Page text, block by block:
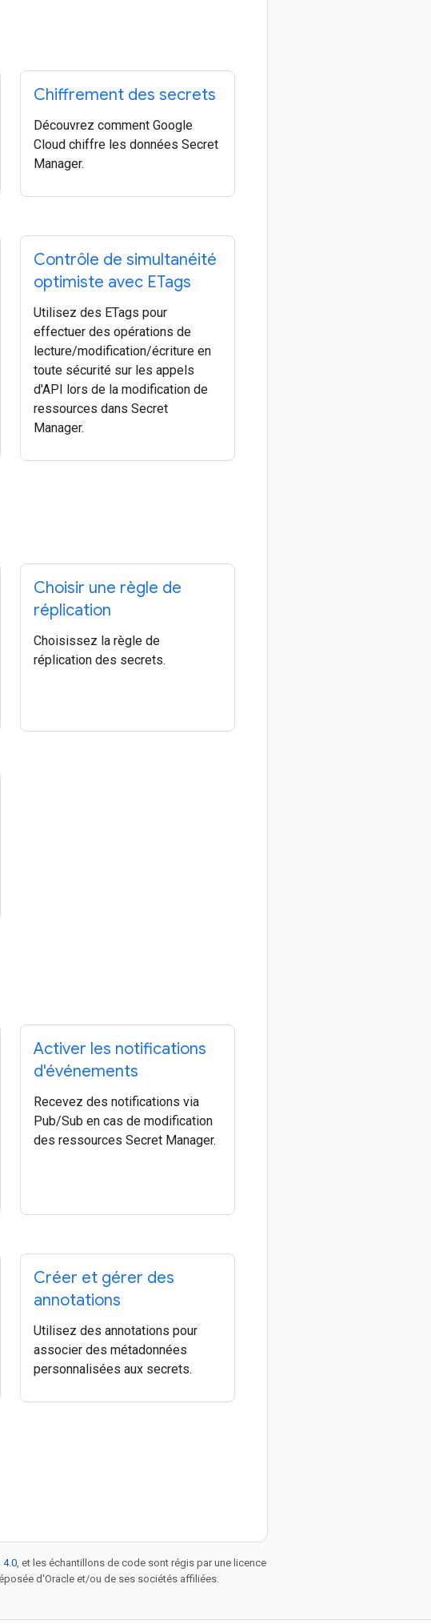
Chiffrement des secrets
Découvrez comment Google
Cloud chiffre les données Secret
Manager.
Contrôle de simultanéité
optimiste avec ETags
Utilisez des ETags pour
effectuer des opérations de
lecture/modification/écriture en
toute sécurité sur les appels
d'API lors de la modification de
ressources dans Secret
Manager.
Choisir une règle de
réplication
Choisissez la règle de
réplication des secrets.
Activer les notifications
d'événements
Recevez des notifications via
Pub/Sub en cas de modification
des ressources Secret Manager.
Créer et gérer des
annotations
Utilisez des annotations pour
associer des métadonnées
personnalisées aux secrets.
4.0, et les échantillons de code sont régis par une licence
d'Oracle et/ou de ses sociétés affiliées.